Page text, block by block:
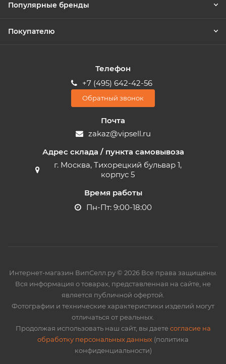
Популярные бренды
Покупателю
Телефон
+7 (495) 642-42-56
Обратный звонок
Почта
zakaz@vipsell.ru
Адрес склада / пункта самовывоза
г. Москва, Тихорецкий бульвар 1,
корпус 5
Время работы
Пн-Пт: 9:00-18:00
Интернет-магазин ВипСелл.ру © 2026 Все права защищены.
Вся информация о товарах, представленная на сайте, не
является публичной офертой.
Фотографии и технические характеристики изделий могут
отличаться от реальных.
Продолжая использовать наш сайт, вы даетесогласие на
обработку персональных данных (политика
конфиденциальности)